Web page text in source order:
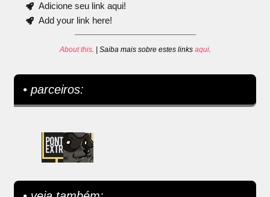
Adicione seu link aqui!
Add your link here!
About this. | Saiba mais sobre estes links aqui.
• parceiros: